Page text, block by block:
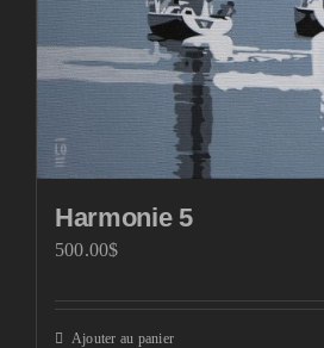
Harmonie 5
500.00$
Ajouter au panier